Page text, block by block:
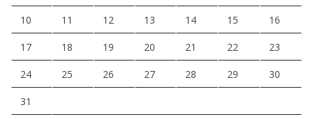
10 11 12 13 14 15 16
17 18 19 20 21 22 23
24 25 26 27 28 29 30
31